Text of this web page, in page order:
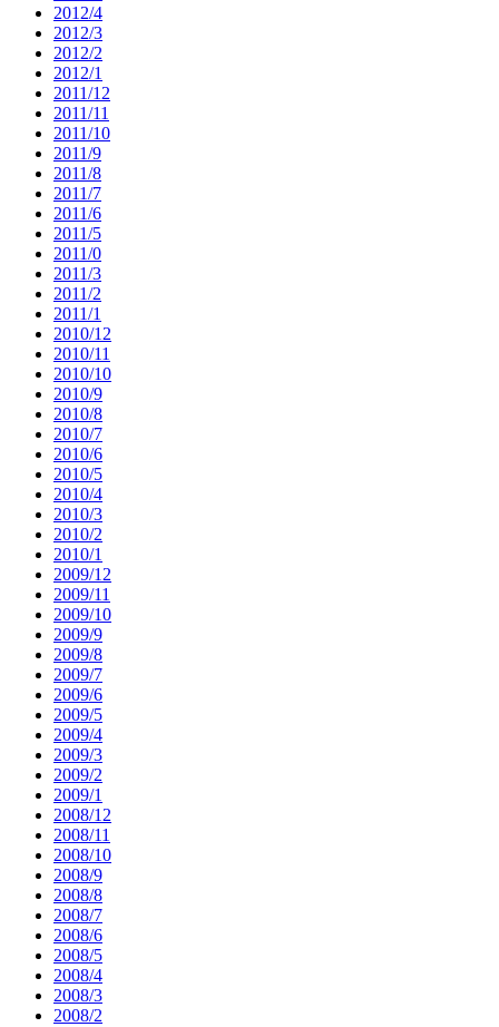
2012/4
2012/3
2012/2
2012/1
2011/12
2011/11
2011/10
2011/9
2011/8
2011/7
2011/6
2011/5
2011/0
2011/3
2011/2
2011/1
2010/12
2010/11
2010/10
2010/9
2010/8
2010/7
2010/6
2010/5
2010/4
2010/3
2010/2
2010/1
2009/12
2009/11
2009/10
2009/9
2009/8
2009/7
2009/6
2009/5
2009/4
2009/3
2009/2
2009/1
2008/12
2008/11
2008/10
2008/9
2008/8
2008/7
2008/6
2008/5
2008/4
2008/3
2008/2